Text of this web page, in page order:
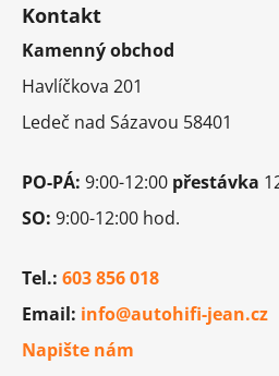
u
Kontakt
Kamenný obchod
Havlíčkova 201
Ledeč nad Sázavou 58401
PO-PÁ: 9:00-12:00 přestávka
SO: 9:00-12:00 hod.
Tel.: 603 856 018
Email: info@autohifi-jean.cz
Napište nám